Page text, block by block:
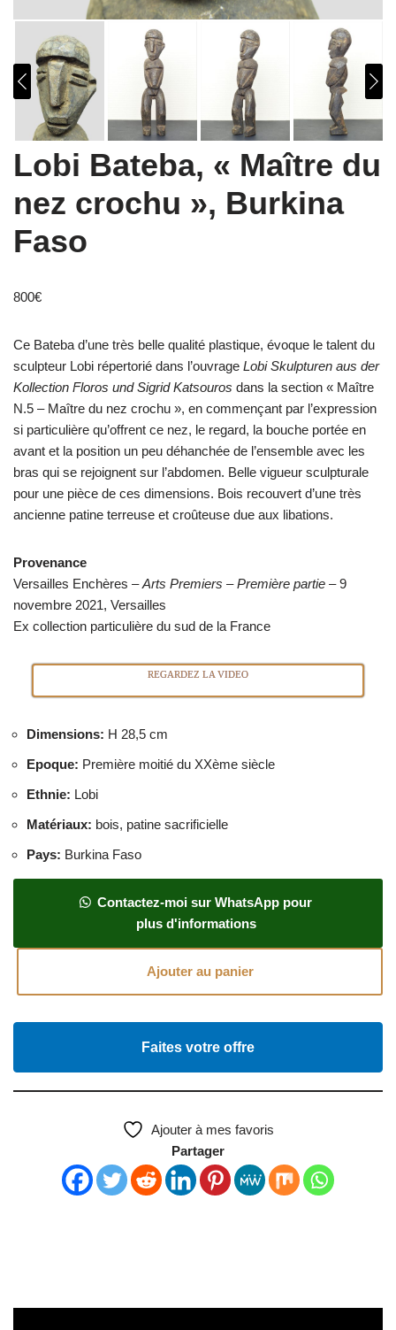
Lobi Bateba, « Maître du
nez crochu », Burkina
Faso
800€
Ce Bateba d’une très belle qualité plastique, évoque le talent du
sculpteur Lobi répertorié dans l’ouvrage Lobi Skulpturen aus der
Kollection Floros und Sigrid Katsouros dans la section « Maître
N.5 – Maître du nez crochu », en commençant par l’expression
si particulière qu’offrent ce nez, le regard, la bouche portée en
avant et la position un peu déhanchée de l’ensemble avec les
bras qui se rejoignent sur l’abdomen. Belle vigueur sculpturale
pour une pièce de ces dimensions. Bois recouvert d’une très
ancienne patine terreuse et croûteuse due aux libations.
Provenance
Versailles Enchères –Arts Premiers – Première partie – 9
novembre 2021, Versailles
Ex collection particulière du sud de la France
REGARDEZ LA VIDEO
Dimensions: H 28,5 cm
Epoque: Première moitié du XXème siècle
Ethnie: Lobi
Matériaux: bois, patine sacrificielle
Pays: Burkina Faso
Contactez-moi sur WhatsApp pour
plus d'informations
Ajouter au panier
Faites votre offre
Ajouter à mes favoris
Partager